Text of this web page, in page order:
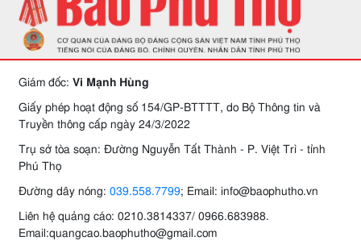
Giám đốc: Vi Mạnh Hùng
Giấy phép hoạt động số 154/GP-BTTTT, do Bộ Thông tin và
Truyền thông cấp ngày 24/3/2022
Trụ sở tòa soạn: Đường Nguyễn Tất Thành - P. Việt Trì - tỉnh
Phú Thọ
Đường dây nóng: 039.558.7799; Email: info@baophutho.vn
Liên hệ quảng cáo: 0210.3814337/ 0966.683988.
Email:quangcao.baophutho@gmail.com